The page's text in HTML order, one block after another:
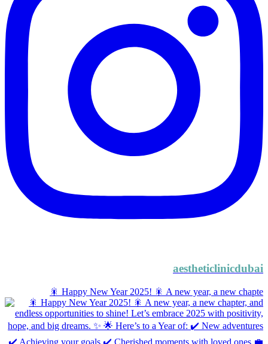
aestheticlinicdubai
🎇 Happy New Year 2025! 🎇 A new year, a new chapte